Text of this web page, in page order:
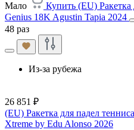
Мало
Купить (EU)
Genius 18K Agustin Tapia 2024
48 раз
Из-за рубежа
26 851 ₽
(EU) Ракетка для падел
Xtreme by Edu Alonso 2026